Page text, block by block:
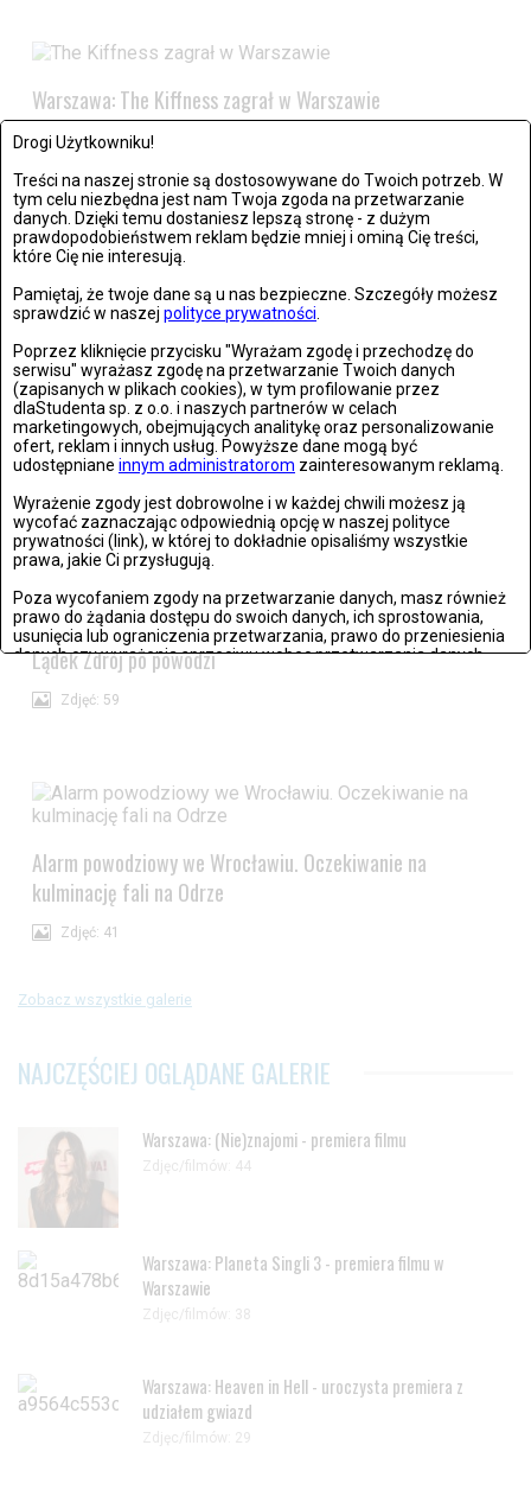
Drogi Użytkowniku!
Treści na naszej stronie są dostosowywane do Twoich potrzeb. W
tym celu niezbędna jest nam Twoja zgoda na przetwarzanie
danych. Dzięki temu dostaniesz lepszą stronę - z dużym
prawdopodobieństwem reklam będzie mniej i ominą Cię treści,
które Cię nie interesują.
Pamiętaj, że twoje dane są u nas bezpieczne. Szczegóły możesz
sprawdzić w naszej polityce prywatności
Poprzez kliknięcie przycisku "Wyrażam zgodę i przechodzę do
serwisu" wyrażasz zgodę na przetwarzanie Twoich danych
(zapisanych w plikach cookies), w tym profilowanie przez
dlaStudenta sp. z o.o. i naszych partnerów w celach
marketingowych, obejmujących analitykę oraz personalizowanie
ofert, reklam i innych usług. Powyższe dane mogą być
udostępniane innym administratorom zainteresowanym reklamą.
Wyrażenie zgody jest dobrowolne i w każdej chwili możesz ją
wycofać zaznaczając odpowiednią opcję w naszej polityce
prywatności (link), w której to dokładnie opisaliśmy wszystkie
prawa, jakie Ci przysługują.
Poza wycofaniem zgody na przetwarzanie danych, masz również
prawo do żądania dostępu do swoich danych, ich sprostowania,
usunięcia lub ograniczenia przetwarzania, prawo do przeniesienia
danych czy wyrażenia sprzeciwu wobec przetwarzania danych.
Jeżeli nie chcesz wyrazić zgody na przetwarzanie plików cookies,
przejdź doustawień zaawansowanych
Warszawa: The Kiffness zagrał w Warszawie
Zdjęć: 21
Wrocław: Romeo i Julia - próba prasowa we wrocławskim
Teatrze Capitol
Zdjęć: 26
Stronie Śląskie w ruinach: skutki niszczycielskiej powodzi
Zdjęć: 25
Lądek Zdrój po powodzi
Zdjęć: 59
Alarm powodziowy we Wrocławiu. Oczekiwanie na
kulminację fali na Odrze
Zdjęć: 41
Zobacz wszystkie galerie
NAJCZĘŚCIEJ OGLĄDANE GALERIE
Warszawa: (Nie)znajomi - premiera filmu
Zdjęc/filmów: 44
Warszawa: Planeta Singli 3 - premiera filmu w
Warszawie
Zdjęc/filmów: 38
Warszawa: Heaven in Hell - uroczysta premiera z
udziałem gwiazd
Zdjęc/filmów: 29